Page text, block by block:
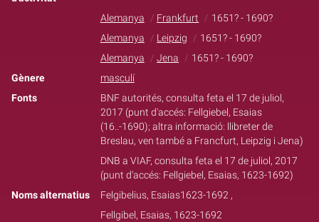
Alemanya Frankfurt
1651? - 1690?
Alemanya
Leipzig
1651? - 1690?
Alemanya
Jena
1651? - 1690?
Gènere
masculí
Fonts
BNF autorités, consulta feta el 17 de juliol,
2017 (punt d'accés: Fellgiebel, Esaias
(16..-1690); altra informació: llibreter de
Breslau, ven també a Francfurt, Leipzig i Jena)
DNB a VIAF, consulta feta el 17 de juliol, 2017
(punt d'accés: Fellgiebel, Esaias, 1623-1692)
Noms alternatius
Felgibelius, Esaias‏, 1623-1692
Fellgibel, Esaias, 1623-1692